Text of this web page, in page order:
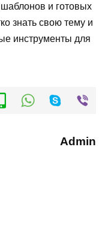
и готовых
знать свою тему и
инструменты для
Admin